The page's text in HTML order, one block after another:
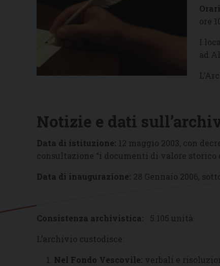
ore
I
ad
Notizie e dati
Data di istituzione: 12 maggio 2003, con
consultazione “i documenti di valore storico
Data di inaugurazione: 28 Gennaio 2006,
Consistenza archivistica: 5.105 unità
L’archivio custodisce:
Nel Fondo Vescovile: verbali e